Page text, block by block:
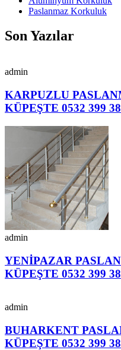
Paslanmaz Korkuluk
Son Yazılar
admin
KARPUZLU
KÜPEŞTE 0532 399
admin
YENİPAZAR
KÜPEŞTE 0532 399
admin
BUHARKENT
KÜPEŞTE 0532 399